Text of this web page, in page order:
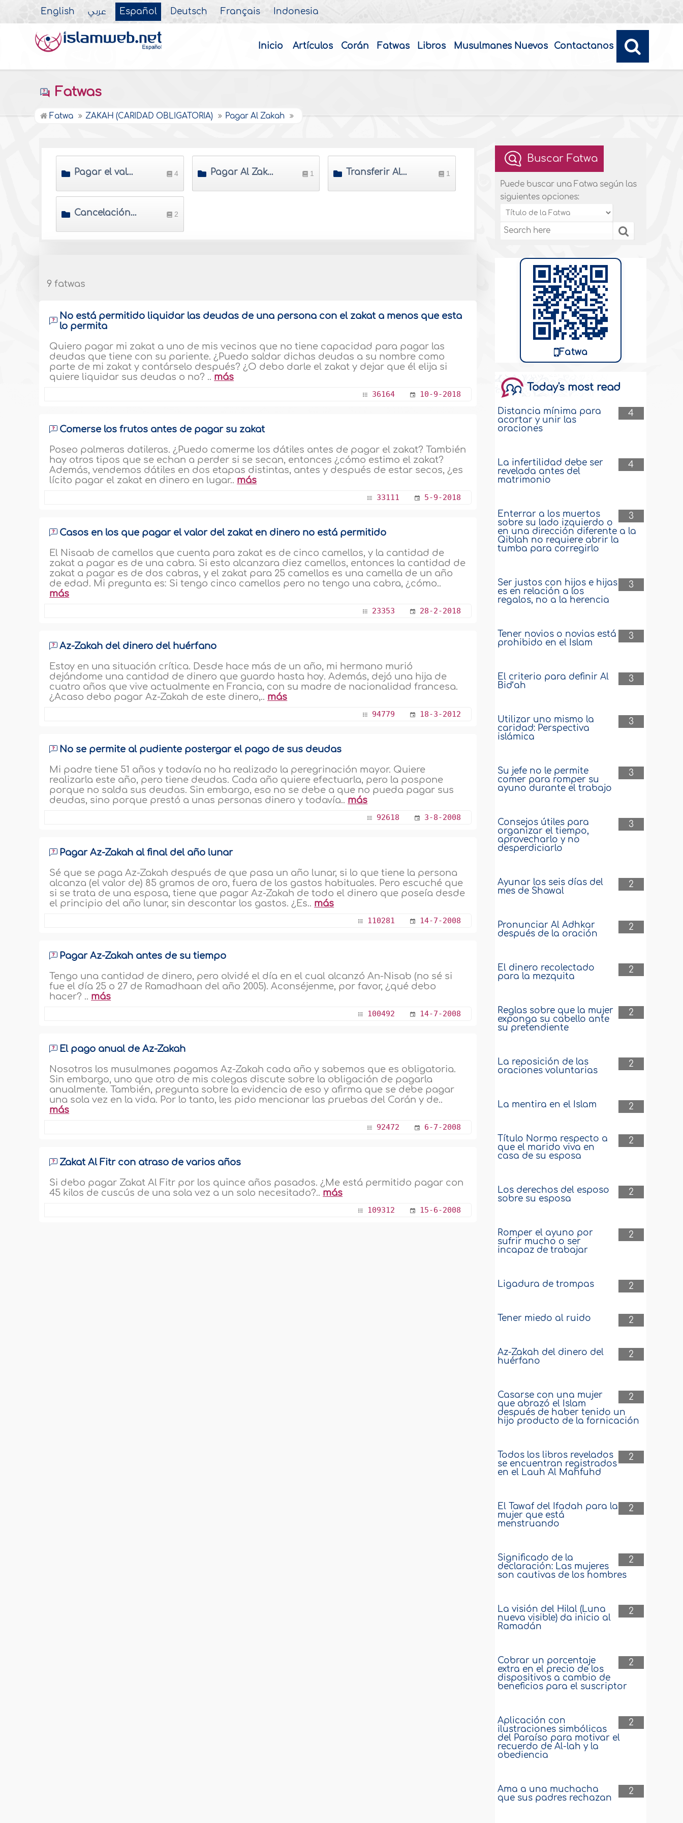
English عربي Español Deutsch Français Indonesia
Inicio Artículos Corán Fatwas Libros Musulmanes Nuevos Contactanos
Fatwas
Fatwa ZAKAH (CARIDAD OBLIGATORIA) Pagar Al Zakah
Pagar el valor de Zakah 4 Pagar Al Zakah en adelantado o retrazarlo de su tiempo fijo 1 Transferir Al Zakah 1
Cancelación de deuda contra Al Zakah 2
9 fatwas
No está permitido liquidar las deudas de una persona con el zakat a menos que esta
lo permita
Quiero pagar mi zakat a uno de mis vecinos que no tiene capacidad para pagar las
deudas que tiene con su pariente. ¿Puedo saldar dichas deudas a su nombre como
parte de mi zakat y contárselo después? ¿O debo darle el zakat y dejar que él elija si
quiere liquidar sus deudas o no? .. más
36164 10-9-2018
Comerse los frutos antes de pagar su zakat
Poseo palmeras datileras. ¿Puedo comerme los dátiles antes de pagar el zakat? También
hay otros tipos que se echan a perder si se secan, entonces ¿cómo estimo el zakat?
Además, vendemos dátiles en dos etapas distintas, antes y después de estar secos, ¿es
lícito pagar el zakat en dinero en lugar.. más
33111 5-9-2018
Casos en los que pagar el valor del zakat en dinero no está permitido
El Nisaab de camellos que cuenta para zakat es de cinco camellos, y la cantidad de
zakat a pagar es de una cabra. Si esto alcanzara diez camellos, entonces la cantidad de
zakat a pagar es de dos cabras, y el zakat para 25 camellos es una camella de un año
de edad. Mi pregunta es: Si tengo cinco camellos pero no tengo una cabra, ¿cómo..
más
23353 28-2-2018
Az-Zakah del dinero del huérfano
Estoy en una situación crítica. Desde hace más de un año, mi hermano murió
dejándome una cantidad de dinero que guardo hasta hoy. Además, dejó una hija de
cuatro años que vive actualmente en Francia, con su madre de nacionalidad francesa.
¿Acaso debo pagar Az-Zakah de este dinero,.. más
94779 18-3-2012
No se permite al pudiente postergar el pago de sus deudas
Mi padre tiene 51 años y todavía no ha realizado la peregrinación mayor. Quiere
realizarla este año, pero tiene deudas. Cada año quiere efectuarla, pero la pospone
porque no salda sus deudas. Sin embargo, eso no se debe a que no pueda pagar sus
deudas, sino porque prestó a unas personas dinero y todavía.. más
92618 3-8-2008
Pagar Az-Zakah al final del año lunar
Sé que se paga Az-Zakah después de que pasa un año lunar, si lo que tiene la persona
alcanza (el valor de) 85 gramos de oro, fuera de los gastos habituales. Pero escuché que
si se trata de una esposa, tiene que pagar Az-Zakah de todo el dinero que poseía desde
el principio del año lunar, sin descontar los gastos. ¿Es.. más
110281 14-7-2008
Pagar Az-Zakah antes de su tiempo
Tengo una cantidad de dinero, pero olvidé el día en el cual alcanzó An-Nisab (no sé si
fue el día 25 o 27 de Ramadhaan del año 2005). Aconséjenme, por favor, ¿qué debo
hacer? .. más
100492 14-7-2008
El pago anual de Az-Zakah
Nosotros los musulmanes pagamos Az-Zakah cada año y sabemos que es obligatoria.
Sin embargo, uno que otro de mis colegas discute sobre la obligación de pagarla
anualmente. También, pregunta sobre la evidencia de eso y afirma que se debe pagar
una sola vez en la vida. Por lo tanto, les pido mencionar las pruebas del Corán y de..
más
92472 6-7-2008
Zakat Al Fitr con atraso de varios años
Si debo pagar Zakat Al Fitr por los quince años pasados. ¿Me está permitido pagar con
45 kilos de cuscús de una sola vez a un solo necesitado?.. más
109312 15-6-2008
Buscar Fatwa
Puede buscar una Fatwa según las
siguientes opciones:
Fatwa
Today's most read
4
Distancia mínima para
acortar y unir las
oraciones
4
La infertilidad debe ser
revelada antes del
matrimonio
3
Enterrar a los muertos
sobre su lado izquierdo o
en una dirección diferente a la
Qiblah no requiere abrir la
tumba para corregirlo
3
Ser justos con hijos e hijas
es en relación a los
regalos, no a la herencia
3
Tener novios o novias está
prohibido en el Islam
3
El criterio para definir Al
Bid‘ah
3
Utilizar uno mismo la
caridad: Perspectiva
islámica
3
Su jefe no le permite
comer para romper su
ayuno durante el trabajo
3
Consejos útiles para
organizar el tiempo,
aprovecharlo y no
desperdiciarlo
2
Ayunar los seis días del
mes de Shawal
2
Pronunciar Al Adhkar
después de la oración
2
El dinero recolectado
para la mezquita
2
Reglas sobre que la mujer
exponga su cabello ante
su pretendiente
2
La reposición de las
oraciones voluntarias
2
La mentira en el Islam
2
Título Norma respecto a
que el marido viva en
casa de su esposa
2
Los derechos del esposo
sobre su esposa
2
Romper el ayuno por
sufrir mucho o ser
incapaz de trabajar
2
Ligadura de trompas
2
Tener miedo al ruido
2
Az-Zakah del dinero del
huérfano
2
Casarse con una mujer
que abrazó el Islam
después de haber tenido un
hijo producto de la fornicación
2
Todos los libros revelados
se encuentran registrados
en el Lauh Al Mahfuhd
2
El Tawaf del Ifadah para la
mujer que está
menstruando
2
Significado de la
declaración: Las mujeres
son cautivas de los hombres
2
La visión del Hilal (Luna
nueva visible) da inicio al
Ramadán
2
Cobrar un porcentaje
extra en el precio de los
dispositivos a cambio de
beneficios para el suscriptor
2
Aplicación con
ilustraciones simbólicas
del Paraíso para motivar el
recuerdo de Al-lah y la
obediencia
2
Ama a una muchacha
que sus padres rechazan